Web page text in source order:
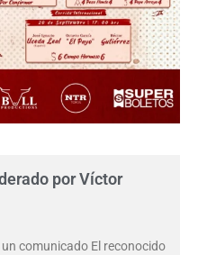
por Víctor
comunicado El reconocido